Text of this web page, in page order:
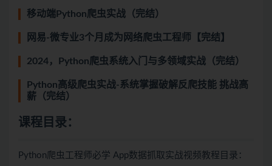
移动端Python爬虫实战（完结）
网易-微专业3个月成为网络爬虫工程师【完结】
2024，Python爬虫系统入门与多领域实战（完结）
Python高级爬虫实战-系统掌握破解反爬技能 挑战高
薪（完结）
课程目录：
Python爬虫工程师必学 App数据抓取实战视频教程目录：